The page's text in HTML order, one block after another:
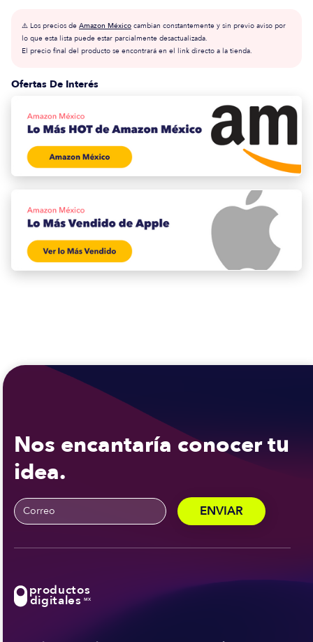
⚠️ Los precios de Amazon México cambian constantemente y sin previo aviso por
lo que esta lista puede estar parcialmente desactualizada.
El precio final del producto se encontrará en el link directo a la tienda.
Ofertas De Interés
Nos encantaría conocer tu
idea.
productos
digitales MX